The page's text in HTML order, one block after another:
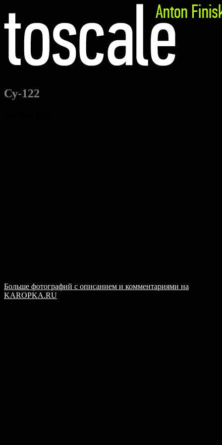
Су-122
Больше фотографий с описанием и комментариями на
KAROPKA.RU​